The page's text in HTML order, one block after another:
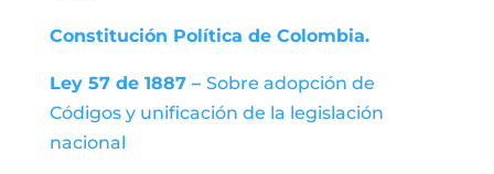
Constitución Política de Colombia.
Ley 57 de 1887 – Sobre adopción de
Códigos y unificación de la legislación
nacional